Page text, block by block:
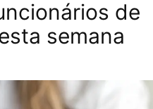
de
semana